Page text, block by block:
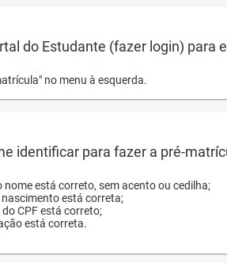
do Estudante (fazer login) para
no menu à esquerda.
identificar para fazer a pré-
nome está correto, sem acento ou cedilha;
está correta;
CPF está correto;
está correta.